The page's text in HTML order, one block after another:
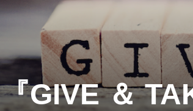
『GIVE ＆